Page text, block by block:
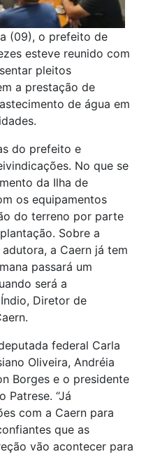
(09), o prefeito de
esteve reunido com
pleitos
a prestação de
de água em
do prefeito e
No que se
da Ilha de
os equipamentos
do terreno por parte
Sobre a
a Caern já tem
passará um
será a
Diretor de
federal Carla
Oliveira, Andréia
Borges e o presidente
Patrese. “Já
com a Caern para
que as
vão acontecer para